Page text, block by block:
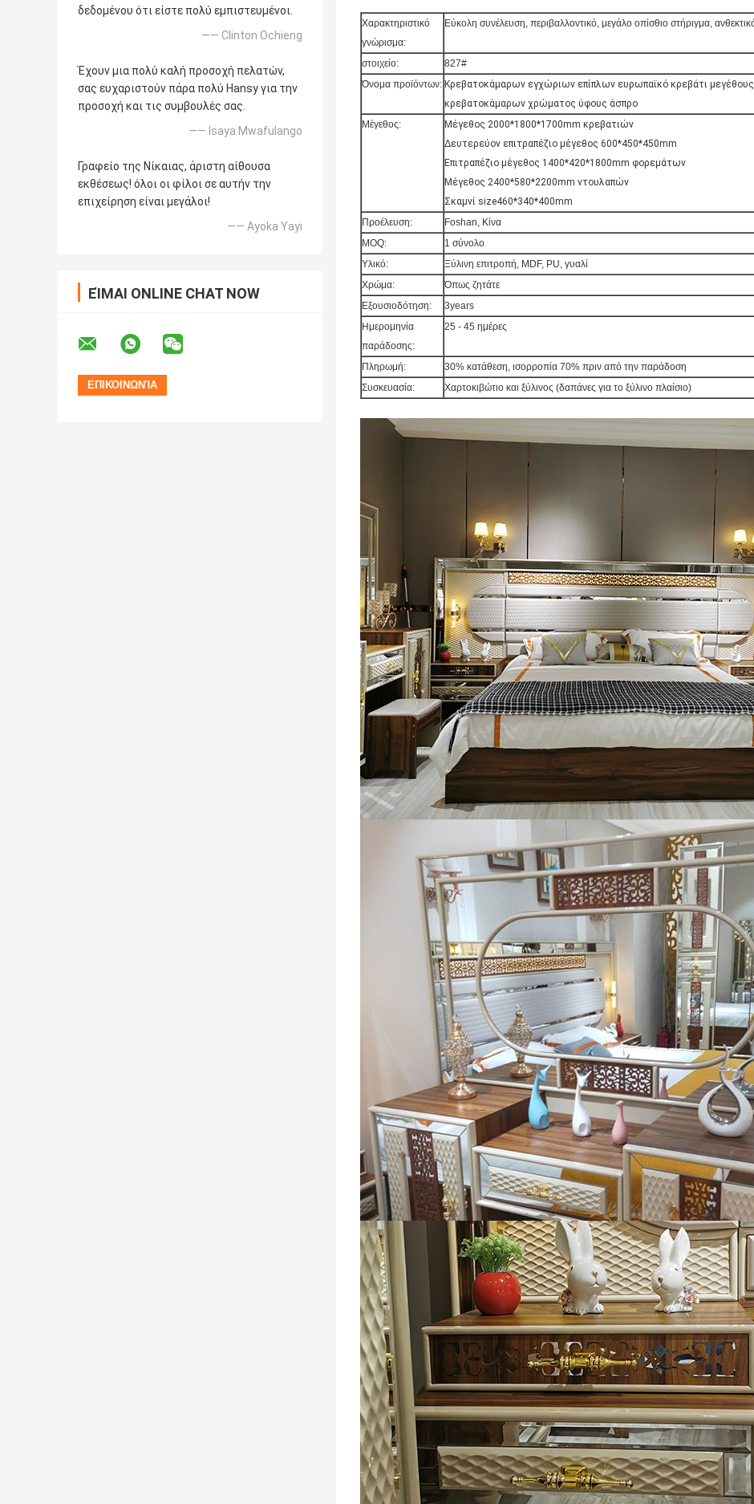
δεδομένου ότι είστε πολύ εμπιστευμένοι.
—— Clinton Ochieng
Έχουν μια πολύ καλή προσοχή πελατών,
σας ευχαριστούν πάρα πολύ Hansy για την
προσοχή και τις συμβουλές σας.
—— Isaya Mwafulango
Γραφείο της Νίκαιας, άριστη αίθουσα
εκθέσεως! όλοι οι φίλοι σε αυτήν την
επιχείρηση είναι μεγάλοι!
—— Ayoka Yayi
ΕΊΜΑΙ ONLINE CHAT NOW
Χαρακτηριστικό
γνώρισμα:
Εύκολη συνέλευση, περιβαλλοντικό, μεγάλο οπίσθιο στήριγμα,
στοιχείο:
827#
Όνομα προϊόντων: Κρεβατοκάμαρων εγχώριων επίπλων ευρωπαϊκό κρεβάτι
κρεβατοκάμαρων χρώματος ύφους άσπρο
Μέγεθος:
Μέγεθος 2000*1800*1700mm κρεβατιών
Δευτερεύον επιτραπέζιο μέγεθος 600*450*450mm
Επιτραπέζιο μέγεθος 1400*420*1800mm φορεμάτων
Μέγεθος 2400*580*2200mm ντουλαπών
Σκαμνί size460*340*400mm
Προέλευση:
Foshan, Κίνα
MOQ:
1 σύνολο
Υλικό:
Ξύλινη επιτροπή, MDF, PU, γυαλί
Χρώμα:
Όπως ζητάτε
Εξουσιοδότηση:
3years
Ημερομηνία
παράδοσης:
25 - 45 ημέρες
Πληρωμή:
30% κατάθεση, ισορροπία 70% πριν από την παράδοση
Συσκευασία:
Χαρτοκιβώτιο και ξύλινος (δαπάνες για το ξύλινο πλαίσιο)